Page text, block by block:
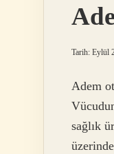
Tarih: Eylül
Adem
sağlık